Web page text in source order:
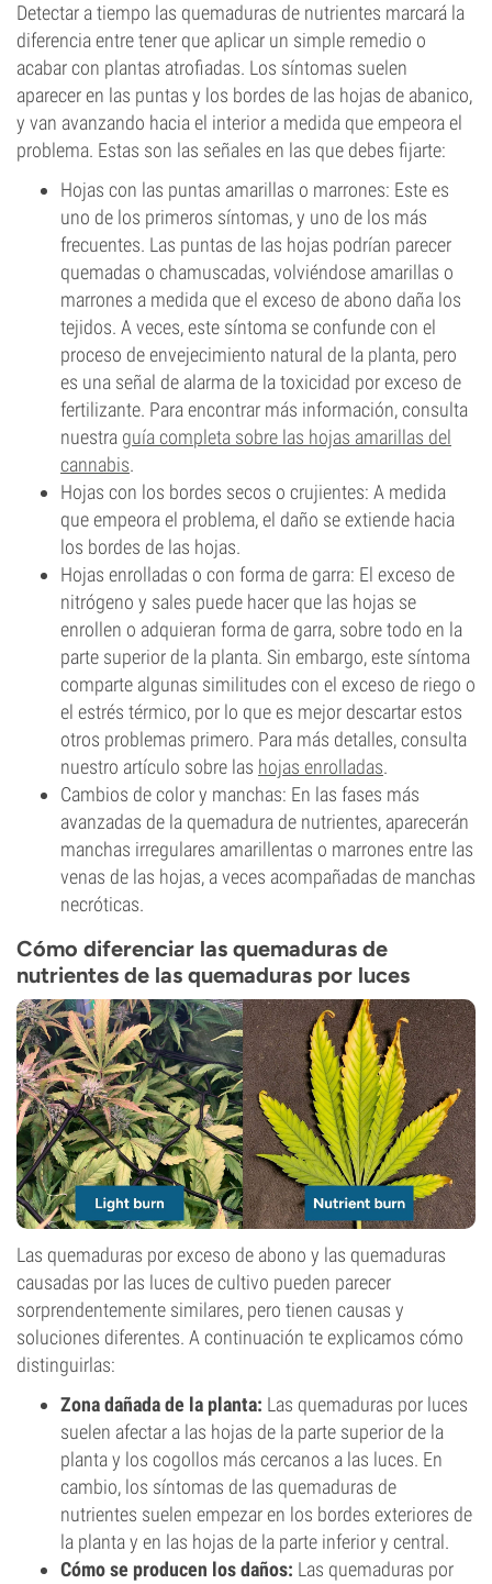
Detectar a tiempo las quemaduras de nutrientes marcará la
diferencia entre tener que aplicar un simple remedio o
acabar con plantas atrofiadas. Los síntomas suelen
aparecer en las puntas y los bordes de las hojas de abanico,
y van avanzando hacia el interior a medida que empeora el
problema. Estas son las señales en las que debes fijarte:
Hojas con las puntas amarillas o marrones: Este es
uno de los primeros síntomas, y uno de los más
frecuentes. Las puntas de las hojas podrían parecer
quemadas o chamuscadas, volviéndose amarillas o
marrones a medida que el exceso de abono daña los
tejidos. A veces, este síntoma se confunde con el
proceso de envejecimiento natural de la planta, pero
es una señal de alarma de la toxicidad por exceso de
fertilizante. Para encontrar más información, consulta
nuestra guía completa sobre las hojas amarillas del
cannabis.
Hojas con los bordes secos o crujientes: A medida
que empeora el problema, el daño se extiende hacia
los bordes de las hojas.
Hojas enrolladas o con forma de garra: El exceso de
nitrógeno y sales puede hacer que las hojas se
enrollen o adquieran forma de garra, sobre todo en la
parte superior de la planta. Sin embargo, este síntoma
comparte algunas similitudes con el exceso de riego o
el estrés térmico, por lo que es mejor descartar estos
otros problemas primero. Para más detalles, consulta
nuestro artículo sobre las hojas enrolladas.
Cambios de color y manchas: En las fases más
avanzadas de la quemadura de nutrientes, aparecerán
manchas irregulares amarillentas o marrones entre las
venas de las hojas, a veces acompañadas de manchas
necróticas.
Cómo diferenciar las quemaduras de
nutrientes de las quemaduras por luces
Las quemaduras por exceso de abono y las quemaduras
causadas por las luces de cultivo pueden parecer
sorprendentemente similares, pero tienen causas y
soluciones diferentes. A continuación te explicamos cómo
distinguirlas:
Zona dañada de la planta: Las quemaduras por luces
suelen afectar a las hojas de la parte superior de la
planta y los cogollos más cercanos a las luces. En
cambio, los síntomas de las quemaduras de
nutrientes suelen empezar en los bordes exteriores de
la planta y en las hojas de la parte inferior y central.
Cómo se producen los daños: Las quemaduras por